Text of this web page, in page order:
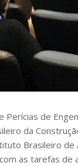
Perícias de
da
Brasileiro de
as tarefas